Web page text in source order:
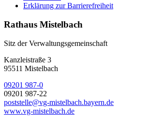
Erklärung zur Barrierefreiheit
Rathaus Mistelbach
Sitz der Verwaltungsgemeinschaft
Kanzleistraße 3
95511 Mistelbach
09201 987-0
09201 987-22
poststelle@vg-mistelbach.bayern.de
www.vg-mistelbach.de